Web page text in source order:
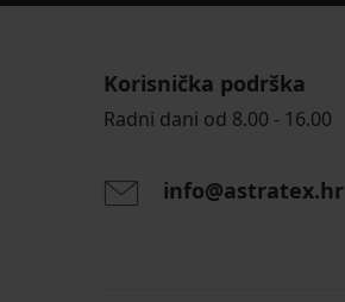
Korisnička podrška
Radni dani od 8.00 - 16.00
info@astratex.hr